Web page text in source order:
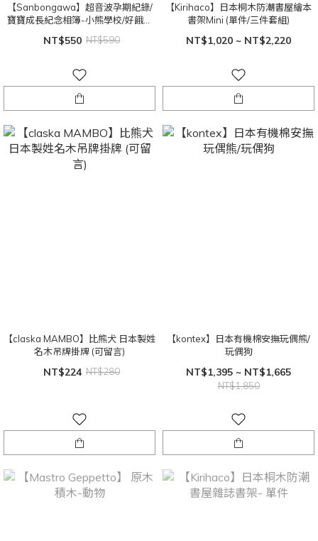
【Sanbongawa】超音波孕期紀錄/
寶寶成長紀念相簿-小熊學校/好餓的
NT$550 NT$590
【Kirihaco】日本桐木防潮書屋繪本
書架Mini (單件/三件套組)
NT$1,020 ~ NT$2,220
【claska MAMBO】比熊犬 日本製姓
名木吊牌掛牌 (可留言)
NT$224 NT$280
【kontex】日本有機棉安撫玩偶熊/
玩偶狗
NT$1,395 ~ NT$1,665
NT$1,850